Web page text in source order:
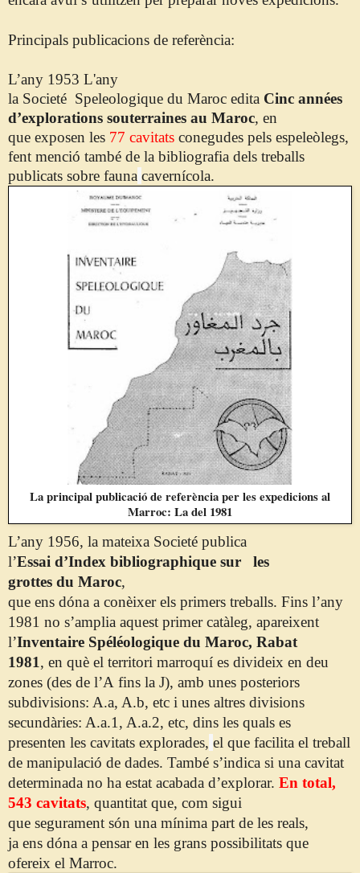
Principals publicacions de referència:
L’any 1953 L'any
la Societé Speleologique du Maroc edita Cinc années
d’explorations souterraines au Maroc, en
que exposen les 77 cavitats conegudes pels espeleòlegs,
fent menció també de la bibliografia dels treballs
publicats sobre fauna cavernícola.
La principal publicació de referència per les expedicions al
Marroc: La del 1981
L’any 1956, la mateixa Societé publica
l’Essai d’Index bibliographique sur les
grottes du Maroc,
que ens dóna a conèixerels primers treballs. Fins l’any
1981 no s’amplia aquest primer catàleg, apareixent
l’Inventaire Spéléologique du Maroc, Rabat
1981, en què el territori marroquí es divideix en deu
zones (des de l’A fins la J), amb unes posteriors
subdivisions: A.a, A.b, etc i unes altres divisions
secundàries: A.a.1, A.a.2, etc, dins les quals es
presenten les cavitats explorades, el que facilita el treball
de manipulació de dades. També s’indica si una cavitat
determinada no ha estat acabada d’explorar. En total,
543 cavitats, quantitat que, com sigui
que segurament són una mínima part de les reals,
ja ens dóna a pensar en les grans possibilitats que
ofereix el Marroc.